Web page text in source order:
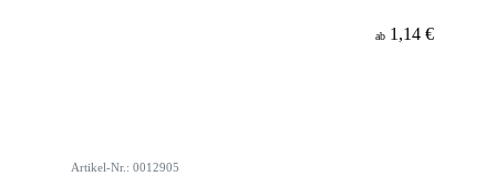
ab 1,14 €
Artikel-Nr.: 0012905